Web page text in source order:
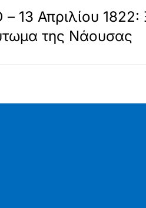
13 Απριλίου 1822:
της Νάουσας